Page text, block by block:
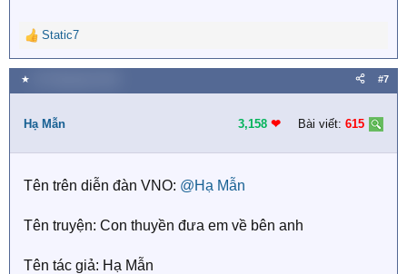
R
e
a
c
i
n
Static7
★ #7
Hạ Mẫn 3,158 ❤︎ Bài viết: 615
Tên trên diễn đàn VNO: @Hạ Mẫn
Tên truyện: Con thuyền đưa em về bên anh
Tên tác giả: Hạ Mẫn